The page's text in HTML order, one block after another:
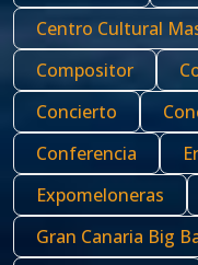
Centro Cultural
Compositor
Concierto
Conferencia
Expomeloneras
Gran Canaria Big